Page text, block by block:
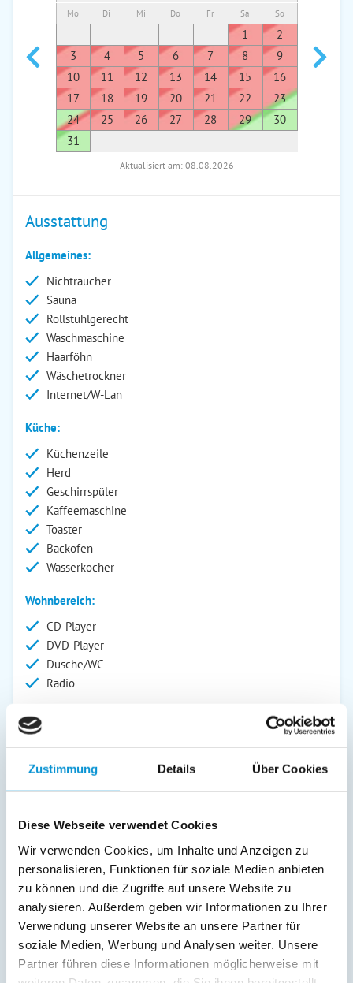
Zustimmung Details Über Cookies
Diese Webseite verwendet Cookies
Wir verwenden Cookies, um Inhalte und Anzeigen zu
personalisieren, Funktionen für soziale Medien anbieten
zu können und die Zugriffe auf unsere Website zu
analysieren. Außerdem geben wir Informationen zu Ihrer
Verwendung unserer Website an unsere Partner für
soziale Medien, Werbung und Analysen weiter. Unsere
Partner führen diese Informationen möglicherweise mit
Mo Di Mi Do Fr Sa So
1
2
3
4 5 6 7 8
9
10
11 12 13 14 15
16
17
18 19 20 21 22
23
24
25 26 27 28 29
30
31
7
Aktualisiert am: 08.08.2026
Ausstattung
Allgemeines:
Nichtraucher
Sauna
Rollstuhlgerecht
Waschmaschine
Haarföhn
Wäschetrockner
Internet/W-Lan
Küche:
Küchenzeile
Herd
Geschirrspüler
Kaffeemaschine
Toaster
Backofen
Wasserkocher
Wohnbereich:
CD-Player
DVD-Player
Dusche/WC
Radio
Außenanlage:
Parkplatz
Verpflegung:
Fahrstuhl direkt in die Wohnung
Beschreibung